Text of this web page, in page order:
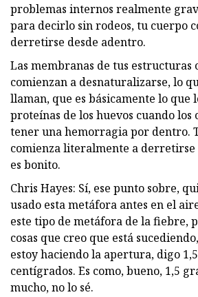
problemas internos realmente
para decirlo sin rodeos, tu cuerpo
derretirse desde adentro.
Las membranas de tus estructuras
comienzan a desnaturalizarse, lo
llaman, que es básicamente lo que
proteínas de los huevos cuando los
tener una hemorragia por dentro.
comienza literalmente a derretirse
es bonito.
Chris Hayes: Sí, ese punto sobre,
usado esta metáfora antes en el
este tipo de metáfora de la fiebre,
cosas que creo que está
estoy haciendo la apertura, digo
centígrados. Es como, bueno, 1,5
mucho, no lo sé.